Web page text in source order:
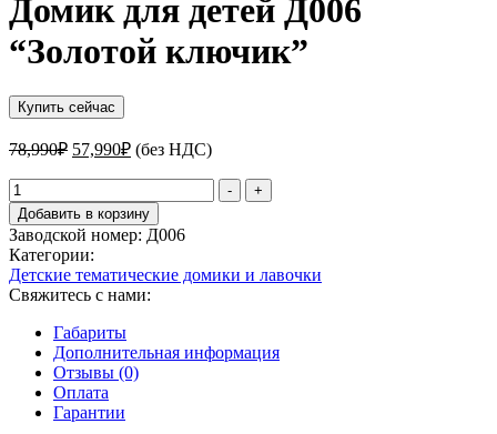
Домик для детей Д006
“Золотой ключик”
Купить сейчас
78,990₽ Первоначальная
составляла
78,990₽.
57,990₽Текущая
цена:
(без НДС)
Количество
товара
Домик
для
детей
Д006
"Золотой
ключик"
-
+
Добавить в корзину
Заводской номер: Д006
Категории:
Детские тематические домики и лавочки
Свяжитесь с нами:
Габариты
Дополнительная информация
Отзывы (0)
Оплата
Гарантии